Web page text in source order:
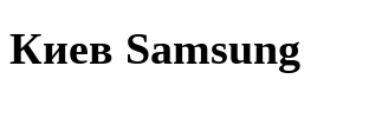
Киев Samsung